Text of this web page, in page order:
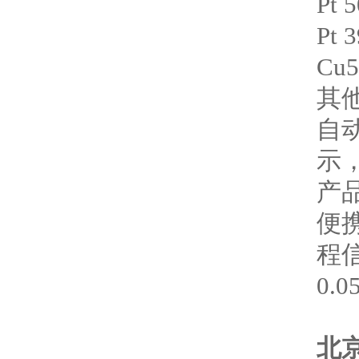
Pt
其
自
示
产
便
程
北